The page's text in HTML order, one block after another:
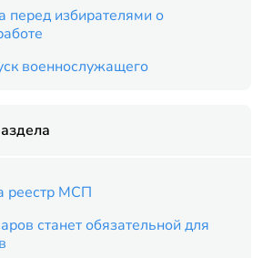
перед избирателями о
военнослужащего
реестр МСП
станет обязательной для